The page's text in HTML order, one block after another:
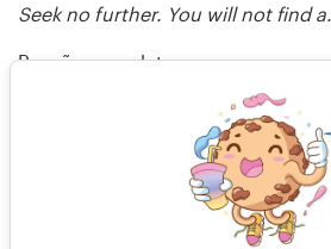
Seek no further. You will not find
Reseña completa
Más reseñas